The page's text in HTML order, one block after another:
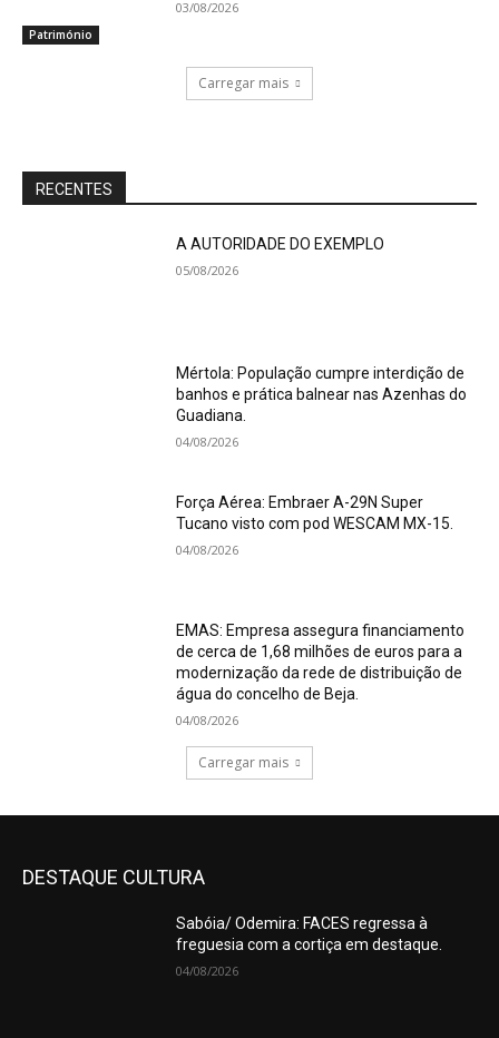
Património
03/08/2026
Carregar mais
RECENTES
A AUTORIDADE DO EXEMPLO
05/08/2026
Mértola: População cumpre interdição de
banhos e prática balnear nas Azenhas do
Guadiana.
04/08/2026
Força Aérea: Embraer A-29N Super
Tucano visto com pod WESCAM MX-15.
04/08/2026
EMAS: Empresa assegura financiamento
de cerca de 1,68 milhões de euros para a
modernização da rede de distribuição de
água do concelho de Beja.
04/08/2026
Carregar mais
DESTAQUE CULTURA
Sabóia/ Odemira: FACES regressa à
freguesia com a cortiça em destaque.
04/08/2026